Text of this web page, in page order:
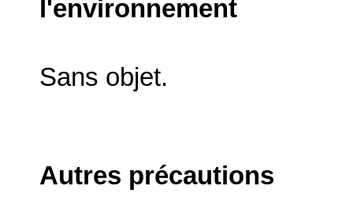
l'environnement
Sans objet.
Autres précautions